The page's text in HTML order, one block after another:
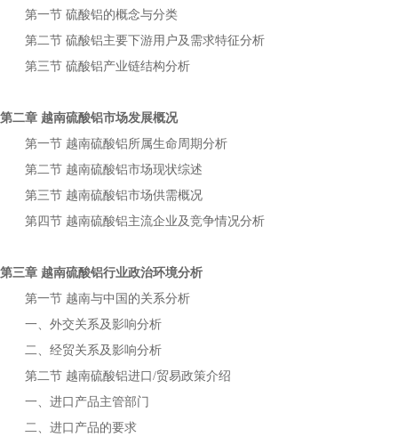
第一节 硫酸铝的概念与分类
第二节 硫酸铝主要下游用户及需求特征分析
第三节 硫酸铝产业链结构分析
第二章 越南硫酸铝市场发展概况
第一节 越南硫酸铝所属生命周期分析
第二节 越南硫酸铝市场现状综述
第三节 越南硫酸铝市场供需概况
第四节 越南硫酸铝主流企业及竞争情况分析
第三章 越南硫酸铝行业政治环境分析
第一节 越南与中国的关系分析
一、外交关系及影响分析
二、经贸关系及影响分析
第二节 越南硫酸铝进口/贸易政策介绍
一、进口产品主管部门
二、进口产品的要求